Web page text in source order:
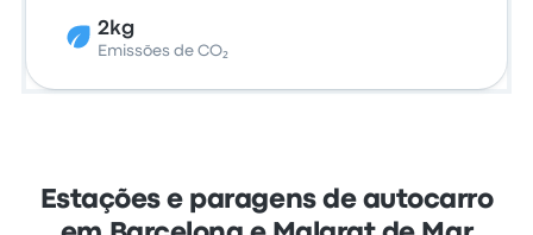
2kg
Emissões de CO₂
Estações e paragens de autocarro